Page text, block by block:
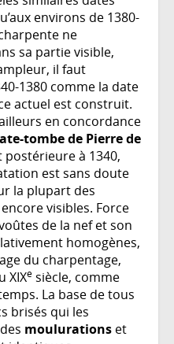
environs de 1380-
ne
sa partie visible,
il faut
1380 comme la date
actuel est construit.
en concordance
tombe de Pierre de
postérieure à 1340,
est sans doute
la plupart des
visibles. Force
de la nef et son
homogènes,
du charpentage,
XIXe siècle, comme
La base de tous
brisés qui les
moulurations et